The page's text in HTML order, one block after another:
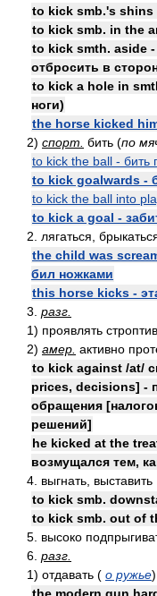
to kick smb.'s shins
to kick smb. in the
to kick smth. aside
отбросить в
to kick a hole in
ноги)
the horse kicked
2) спорт. бить (по
to kick the ball - бить
to kick goalwards -
to kick the ball into
to kick a goal -
2. лягаться,
the child was
бил ножками
this horse kicks -
3. разг.
1) проявлять
2) амер. активно
to kick against /at/
prices, decisions] -
обращения
решений]
he kicked at the
возмущался тем,
4. выгнать, выставить
to kick smb.
to kick smb. out of
5. высоко
6. разг.
1) отдавать ( о ружье)